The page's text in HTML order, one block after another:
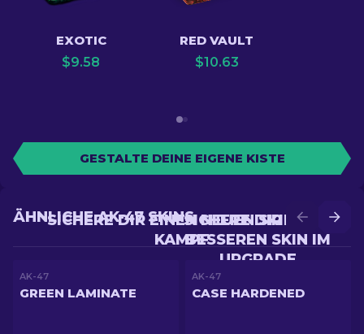
EXOTIC
$9.58
RED VAULT
$10.63
GESTALTE DEINE EIGENE KISTE
SICHERE DIR EINEN
BESSEREN SKIN IM
UPGRADE
SICHERE DIR EINEN NEUEN SKIN IM
KAMPF
ÄHNLICHE AK-47 SKINS
AK-47
GREEN LAMINATE
AK-47
CASE HARDENED